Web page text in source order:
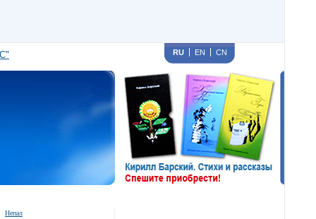
RU EN CN
Непал